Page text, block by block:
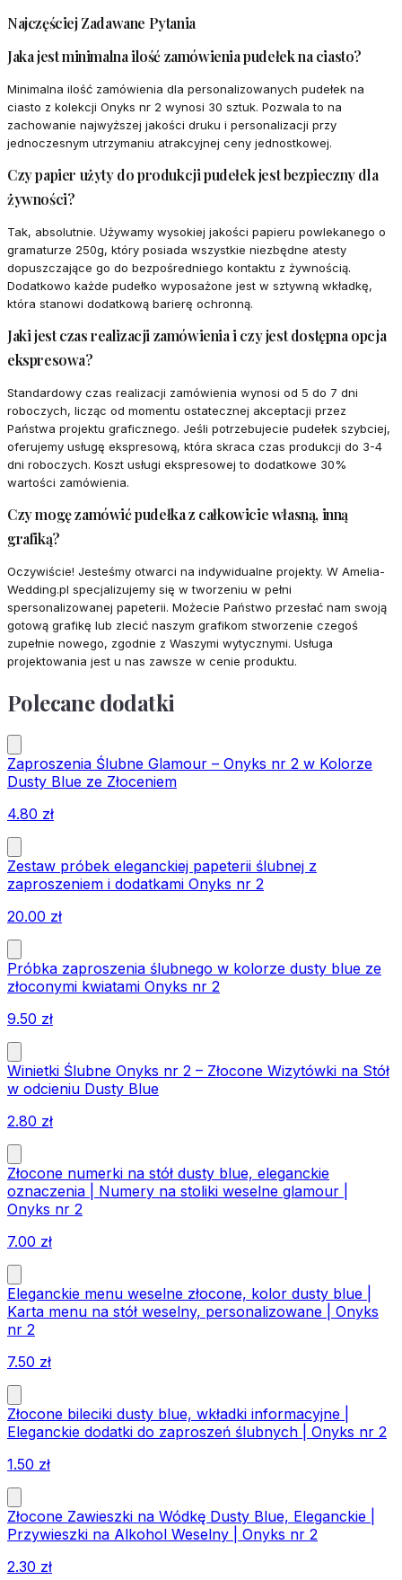
Najczęściej Zadawane Pytania
Jaka jest minimalna ilość zamówienia pudełek na ciasto?
Minimalna ilość zamówienia dla personalizowanych pudełek na
ciasto z kolekcji Onyks nr 2 wynosi 30 sztuk. Pozwala to na
zachowanie najwyższej jakości druku i personalizacji przy
jednoczesnym utrzymaniu atrakcyjnej ceny jednostkowej.
Czy papier użyty do produkcji pudełek jest bezpieczny dla
żywności?
Tak, absolutnie. Używamy wysokiej jakości papieru powlekanego o
gramaturze 250g, który posiada wszystkie niezbędne atesty
dopuszczające go do bezpośredniego kontaktu z żywnością.
Dodatkowo każde pudełko wyposażone jest w sztywną wkładkę,
która stanowi dodatkową barierę ochronną.
Jaki jest czas realizacji zamówienia i czy jest dostępna opcja
ekspresowa?
Standardowy czas realizacji zamówienia wynosi od 5 do 7 dni
roboczych, licząc od momentu ostatecznej akceptacji przez
Państwa projektu graficznego. Jeśli potrzebujecie pudełek szybciej,
oferujemy usługę ekspresową, która skraca czas produkcji do 3-4
dni roboczych. Koszt usługi ekspresowej to dodatkowe 30%
wartości zamówienia.
Czy mogę zamówić pudełka z całkowicie własną, inną
grafiką?
Oczywiście! Jesteśmy otwarci na indywidualne projekty. W Amelia-
Wedding.pl specjalizujemy się w tworzeniu w pełni
spersonalizowanej papeterii. Możecie Państwo przesłać nam swoją
gotową grafikę lub zlecić naszym grafikom stworzenie czegoś
zupełnie nowego, zgodnie z Waszymi wytycznymi. Usługa
projektowania jest u nas zawsze w cenie produktu.
Polecane dodatki
Zaproszenia Ślubne Glamour – Onyks nr 2 w Kolorze
Dusty Blue ze Złoceniem
4.80 zł
Zestaw próbek eleganckiej papeterii ślubnej z
zaproszeniem i dodatkami Onyks nr 2
20.00 zł
Próbka zaproszenia ślubnego w kolorze dusty blue ze
złoconymi kwiatami Onyks nr 2
9.50 zł
Winietki Ślubne Onyks nr 2 – Złocone Wizytówki na Stół
w odcieniu Dusty Blue
2.80 zł
Złocone numerki na stół dusty blue, eleganckie
oznaczenia | Numery na stoliki weselne glamour |
Onyks nr 2
7.00 zł
Eleganckie menu weselne złocone, kolor dusty blue |
Karta menu na stół weselny, personalizowane | Onyks
nr 2
7.50 zł
Złocone bileciki dusty blue, wkładki informacyjne |
Eleganckie dodatki do zaproszeń ślubnych | Onyks nr 2
1.50 zł
Złocone Zawieszki na Wódkę Dusty Blue, Eleganckie |
Przywieszki na Alkohol Weselny | Onyks nr 2
2.30 zł